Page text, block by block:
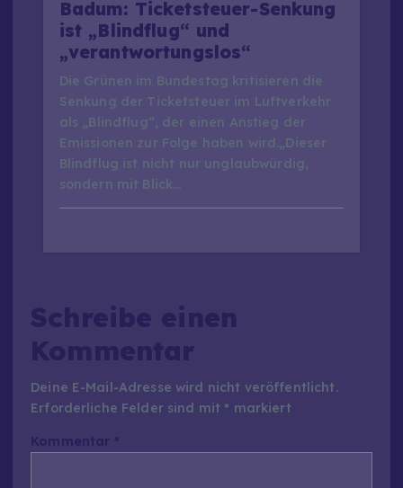
Badum: Ticketsteuer-Senkung
ist „Blindflug“ und
„verantwortungslos“
Die Grünen im Bundestag kritisieren die
Senkung der Ticketsteuer im Luftverkehr
als „Blindflug“, der einen Anstieg der
Emissionen zur Folge haben wird.„Dieser
Blindflug ist nicht nur unglaubwürdig,
sondern mit Blick…
Deine E-Mail-Adresse wird nicht veröffentlicht.
Erforderliche Felder sind mit * markiert